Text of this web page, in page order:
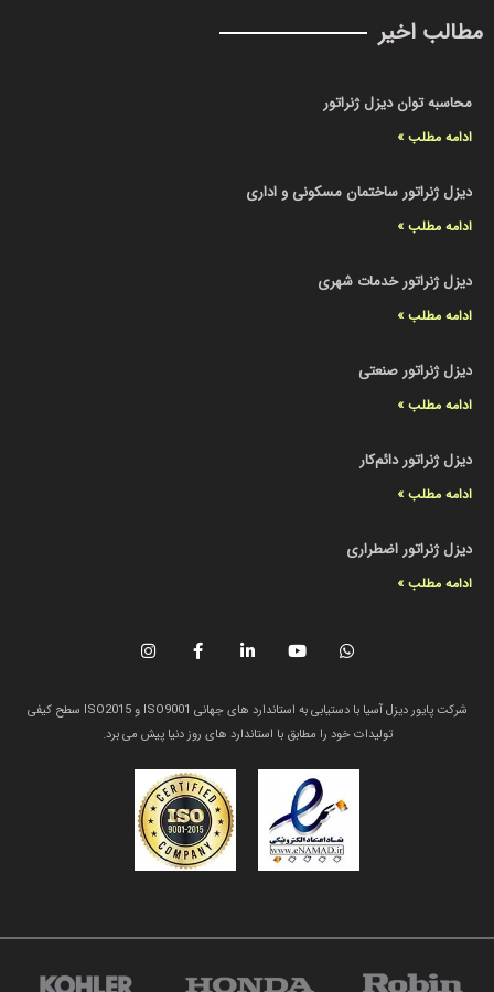
مطالب اخیر
محاسبه توان دیزل ژنراتور
ادامه مطلب »
دیزل ژنراتور ساختمان مسکونی و اداری
ادامه مطلب »
دیزل ژنراتور خدمات شهری
ادامه مطلب »
دیزل ژنراتور صنعتی
ادامه مطلب »
دیزل ژنراتور دائم‌کار
ادامه مطلب »
دیزل ژنراتور اضطراری
ادامه مطلب »
شرکت پایور دیزل آسیا با دستیابی به استاندارد های جهانی ISO9001 و ISO2015 سطح کیفی
تولیدات خود را مطابق با استاندارد های روز دنیا پیش می برد.